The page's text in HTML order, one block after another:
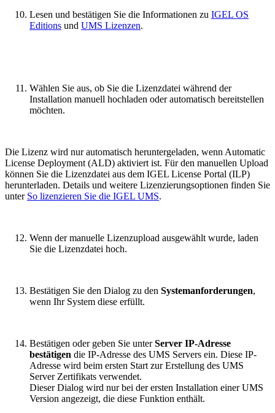
Lesen und bestätigen Sie die Informationen zu IGEL OS
Editions und UMS Lizenzen.
Wählen Sie aus, ob Sie die Lizenzdatei während der
Installation manuell hochladen oder automatisch bereitstellen
möchten.
Die Lizenz wird nur automatisch heruntergeladen, wenn Automatic
License Deployment (ALD) aktiviert ist. Für den manuellen Upload
können Sie die Lizenzdatei aus dem IGEL License Portal (ILP)
herunterladen. Details und weitere Lizenzierungsoptionen finden Sie
unter So lizenzieren Sie die IGEL UMS.
Wenn der manuelle Lizenzupload ausgewählt wurde, laden
Sie die Lizenzdatei hoch.
Bestätigen Sie den Dialog zu den Systemanforderungen,
wenn Ihr System diese erfüllt.
Bestätigen oder geben Sie unterServer IP-Adresse
bestätigen die IP-Adresse des UMS Servers ein. Diese IP-
Adresse wird beim ersten Start zur Erstellung des UMS
Server Zertifikats verwendet.
Dieser Dialog wird nur bei der ersten Installation einer UMS
Version angezeigt, die diese Funktion enthält.